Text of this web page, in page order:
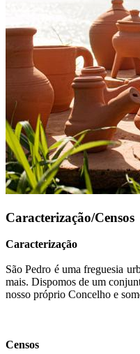
Caracterização/Censos
Caracterização
São Pedro é uma freguesia
mais. Dispomos de um
nosso próprio Concelho e
Censos